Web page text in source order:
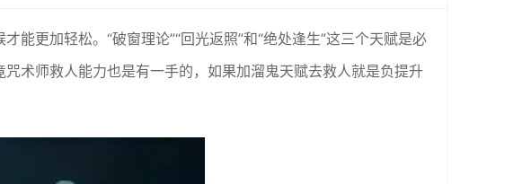
更加轻松。“破窗理论”“回光返照”和“绝处逢生”这三个天赋是必
术师救人能力也是有一手的，如果加溜鬼天赋去救人就是负提升